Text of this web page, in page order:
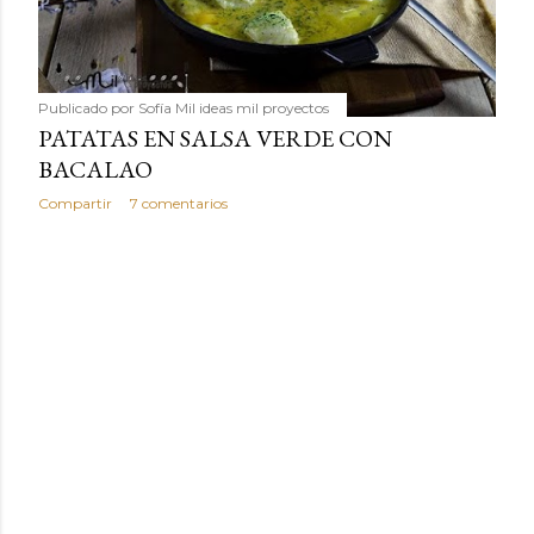
Publicado por Sofía Mil ideas mil proyectos
PATATAS EN SALSA VERDE CON
BACALAO
Compartir 7 comentarios